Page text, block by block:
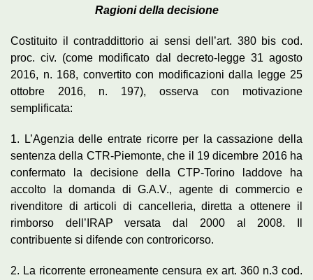
Ragioni della decisione
Costituito il contraddittorio ai sensi dell’art. 380 bis cod.
proc. civ. (come modificato dal decreto-legge 31 agosto
2016, n. 168, convertito con modificazioni dalla legge 25
ottobre 2016, n. 197), osserva con motivazione
semplificata:
1. L’Agenzia delle entrate ricorre per la cassazione della
sentenza della CTR-Piemonte, che il 19 dicembre 2016 ha
confermato la decisione della CTP-Torino laddove ha
accolto la domanda di G.A.V., agente di commercio e
rivenditore di articoli di cancelleria, diretta a ottenere il
rimborso dell’IRAP versata dal 2000 al 2008. Il
contribuente si difende con controricorso.
2. La ricorrente erroneamente censura ex art. 360 n.3 cod.